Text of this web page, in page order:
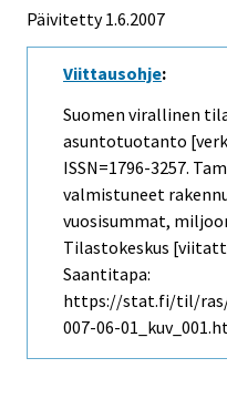
Päivitetty1.6.2007
Viittausohje:
Suomen virallinen
asuntotuotanto
ISSN=1796-3257.
valmistuneet
vuosisummat,
Tilastokeskus
Saantitapa:
https://stat.fi/til/ras/
007-06-